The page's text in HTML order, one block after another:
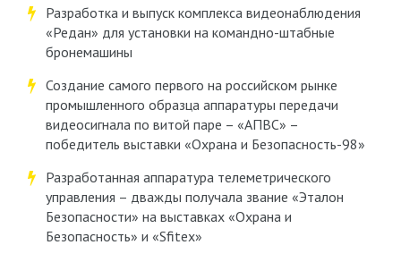
Разработка и выпуск комплекса видеонаблюдения
«Редан» для установки на командно-штабные
бронемашины
Создание самого первого на российском рынке
промышленного образца аппаратуры передачи
видеосигнала по витой паре – «АПВС» –
победитель выставки «Охрана и Безопасность-98»
Разработанная аппаратура телеметрического
управления – дважды получала звание «Эталон
Безопасности» на выставках «Охрана и
Безопасность» и «Sfitex»